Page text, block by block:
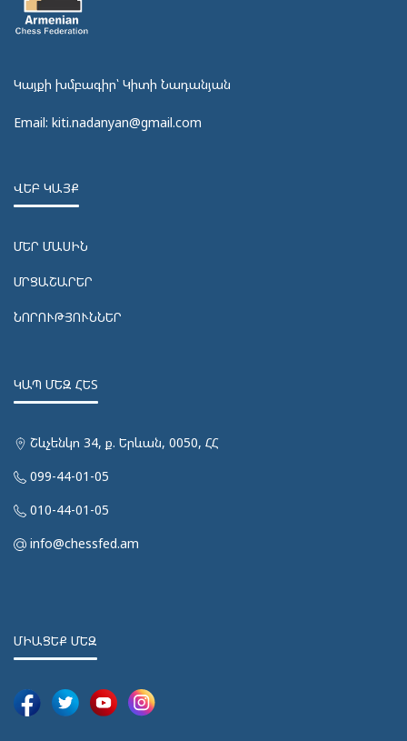
Կայքի խմբագիր՝ Կիտի Նադանյան
Email: kiti.nadanyan@gmail.com
ՎԵԲ ԿԱՅՔ
ՄԵՐ ՄԱՍԻՆ
ՄՐՑԱՇԱՐԵՐ
ՆՈՐՈՒԹՅՈՒՆՆԵՐ
ԿԱՊ ՄԵԶ ՀԵՏ
Շևչենկո 34, ք. Երևան, 0050, ՀՀ
099-44-01-05
010-44-01-05
info@chessfed.am
ՄԻԱՑԵՔ ՄԵԶ